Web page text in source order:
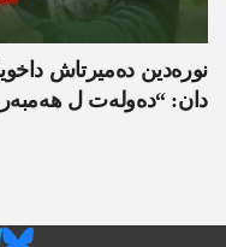
نورەدین دەمیرتاش
دان: “دەولەت ل